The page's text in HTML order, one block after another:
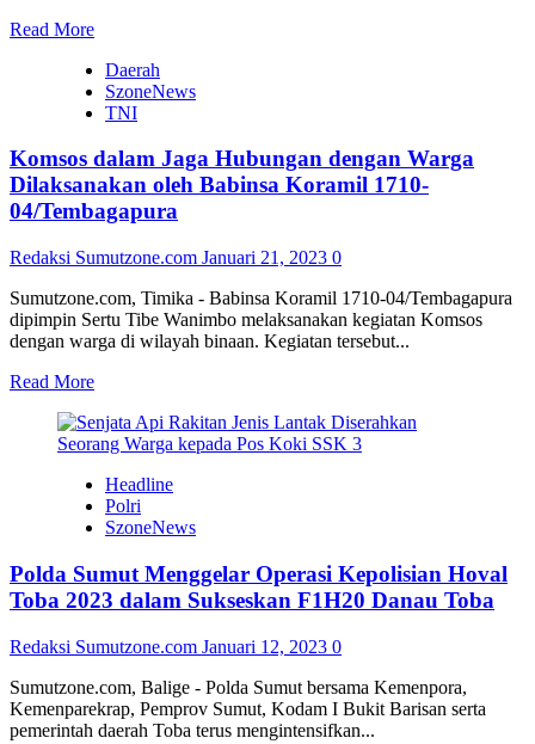
Read MoreRead
about
Pembobolan
Mesin
Berhasil
Digagalkan
oleh
Tim
Dit
Polda
Sumut
Daerah
SzoneNews
TNI
Komsos dalam Jaga Hubungan dengan Warga
Dilaksanakan oleh Babinsa Koramil 1710-
04/Tembagapura
Redaksi Sumutzone.com Januari 21, 2023 0
Sumutzone.com, Timika - Babinsa Koramil 1710-04/Tembagapura
dipimpin Sertu Tibe Wanimbo melaksanakan kegiatan Komsos
dengan warga di wilayah binaan. Kegiatan tersebut...
Read MoreRead
about
Komsos
Jaga
Hubungan
dengan
Dilaksanakan
oleh
Babinsa
Koramil
1710-
04/Tembagapura
Headline
Polri
SzoneNews
Polda Sumut Menggelar Operasi Kepolisian Hoval
Toba 2023 dalam Sukseskan F1H20 Danau Toba
Redaksi Sumutzone.com Januari 12, 2023 0
Sumutzone.com, Balige - Polda Sumut bersama Kemenpora,
Kemenparekrap, Pemprov Sumut, Kodam I Bukit Barisan serta
pemerintah daerah Toba terus mengintensifkan...